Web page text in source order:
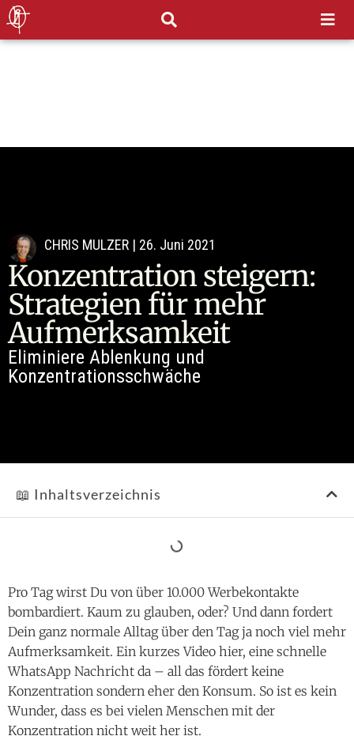
CHRIS MULZER | 26. Juni 2021
Konzentration steigern:
Strategien für mehr
Aufmerksamkeit
Eliminiere Ablenkung und
Konzentrationsschwäche
Pro Tag wirst Du von über 10.000 Werbekontakte
bombardiert. Kaum zu glauben, oder? Und dann fordert
Dein ganz normale Alltag über den Tag ja noch viel mehr
Aufmerksamkeit. Ein kurzes Video hier, eine schnelle
WhatsApp Nachricht da – all das fördert keine
Konzentration sondern eher den Konsum. So ist es kein
Wunder, dass es bei vielen Menschen mit der
Konzentration nicht weit her ist.
📖 Inhaltsverzeichnis